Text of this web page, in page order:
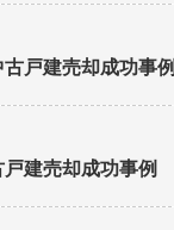
古戸建売却成功事例
戸建売却成功事例